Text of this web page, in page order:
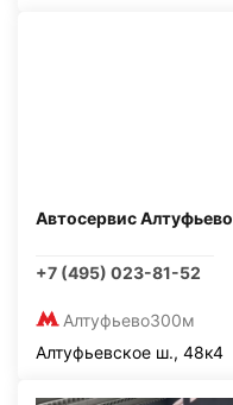
Автосервис Алтуфьево
+7 (495) 023-81-52
Алтуфьево300м
Алтуфьевское ш., 48к4